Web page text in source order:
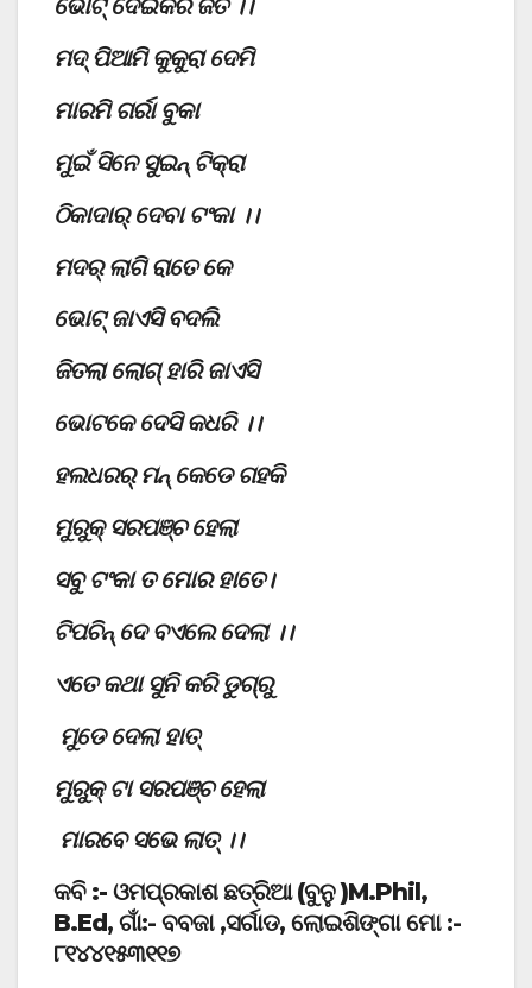
ଭୋଟ୍ ଦେଇକରି ଜିତ ।।
ମଦ୍ ପିଆମି କୁକୁରା ଦେମି
ମାରମି ଗର୍ରା ବୁକା
ମୁଇଁ ସିନେ ସୁଇନ୍ ଟିକ୍ରା
ଠିକାଦାର୍ ଦେବା ଟଂକା ।।
ମଦର୍ ଲାଗି ରାତେ କେ
ଭୋଟ୍ ଜାଏସି ବଦଲି
ଜିତଲା ଲୋଗ୍ ହାରି ଜାଏସି
ଭୋଟକେ ଦେସି କଧରି ।।
ହଲଧରର୍ ମନ୍ କେଡେ ଗହକି
ମୁରୁକ୍ ସରପଞ୍ଚ ହେଲା
ସବୁ ଟଂକା ତ ମୋର ହାତେ।
ଟିପଚିନ୍ ଦେ ବଏଲେ ଦେଲା ।।
ଏତେ କଥା ସୁନି କରି ଡୁଗ୍ରୁ
ମୁଡେ ଦେଲା ହାତ୍
ମୁରୁକ୍ ଟା ସରପଞ୍ଚ ହେଲା
ମାରବେ ସଭେ ଲାତ୍ ।।
କବି :- ଓମପ୍ରକାଶ ଛତ୍ରିଆ (ବୁନୁ )M.Phil,
B.Ed, ଗାଁ:- ବବଜା ,ସର୍ଗାଡ, ଲୋଇଶିଙ୍ଗା ମୋ :-
୮୧୪୪୧୫୩୧୧୭